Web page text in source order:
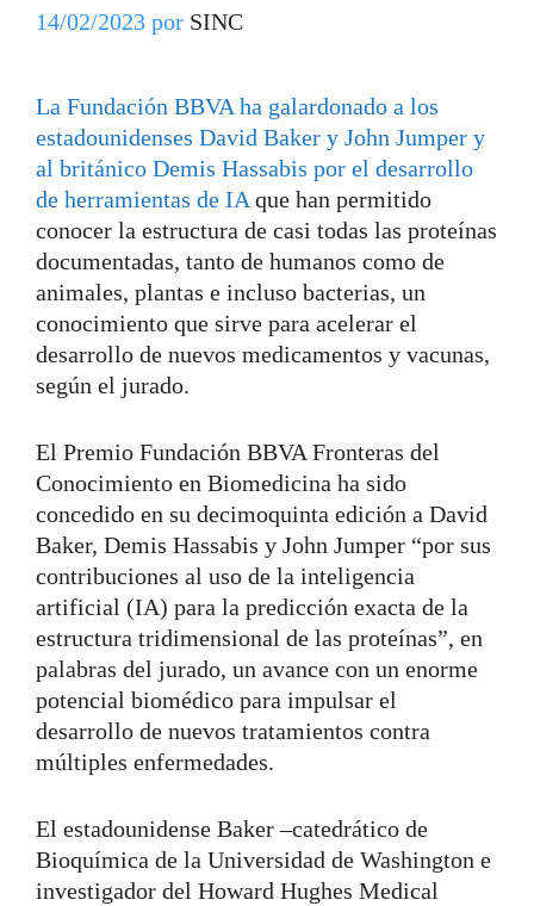
14/02/2023 por SINC
La Fundación BBVA ha galardonado a los
estadounidenses David Baker y John Jumper y
al británico Demis Hassabis por el desarrollo
de herramientas de IA que han permitido
conocer la estructura de casi todas las proteínas
documentadas, tanto de humanos como de
animales, plantas e incluso bacterias, un
conocimiento que sirve para acelerar el
desarrollo de nuevos medicamentos y vacunas,
según el jurado.
El Premio Fundación BBVA Fronteras del
Conocimiento en Biomedicina ha sido
concedido en su decimoquinta edición a David
Baker, Demis Hassabis y John Jumper “por sus
contribuciones al uso de la inteligencia
artificial (IA) para la predicción exacta de la
estructura tridimensional de las proteínas”, en
palabras del jurado, un avance con un enorme
potencial biomédico para impulsar el
desarrollo de nuevos tratamientos contra
múltiples enfermedades.
El estadounidense Baker –catedrático de
Bioquímica de la Universidad de Washington e
investigador del Howard Hughes Medical